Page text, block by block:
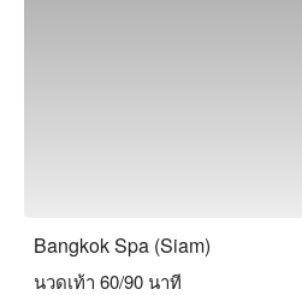
Bangkok Spa (Siam)
นวดเท้า 60/90 นาที